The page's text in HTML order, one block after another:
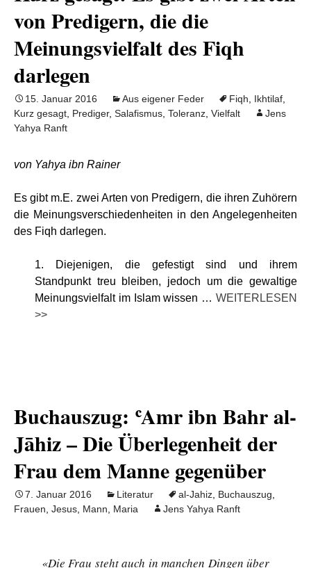
von Predigern, die die
Meinungsvielfalt des Fiqh
darlegen
15. Januar 2016 Aus eigener Feder Fiqh Ikhtilaf
Kurz gesagt Prediger, Salafismus Toleranz Vielfalt
Jens
Yahya Ranft
von Yahya ibn Rainer
Es gibt m.E. zwei Arten von Predigern, die ihren Zuhörern
die Meinungsverschiedenheiten in den Angelegenheiten
des Fiqh darlegen.
1. Diejenigen, die gefestigt sind und ihrem
Standpunkt treu bleiben, jedoch um die gewaltige
Meinungsvielfalt im Islam wissen … WEITERLESEN
>>
Buchauszug: ʿAmr ibn Bahr al-
Jāhiz – Die Überlegenheit der
Frau dem Manne gegenüber
7. Januar 2016 Literatur al-Jahiz Buchauszug
Frauen Jesus Mann Maria Jens Yahya Ranft
«Die Frau steht auch in manchen Dingen über